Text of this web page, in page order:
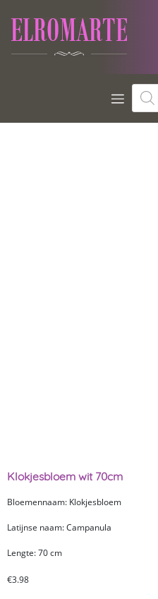
Klokjesbloem wit 70cm
Bloemennaam: Klokjesbloem
Latijnse naam: Campanula
Lengte: 70 cm
€3.98